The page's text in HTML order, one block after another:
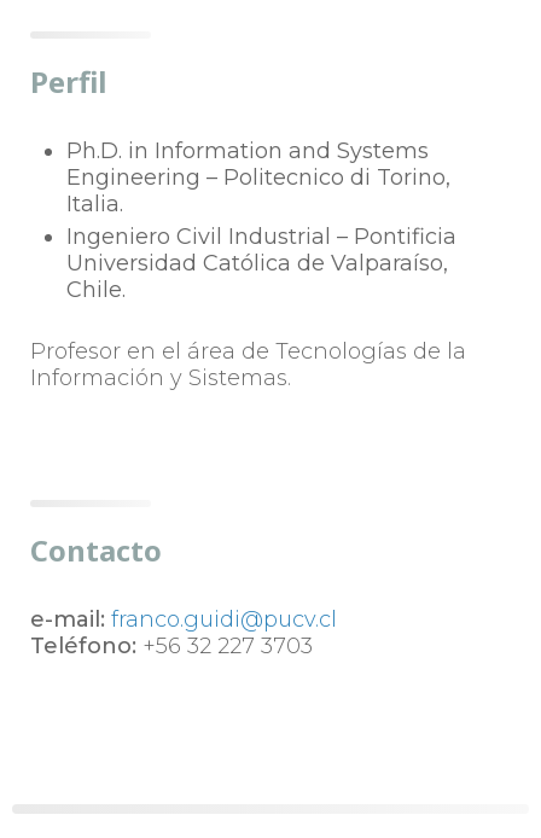
Perfil
Ph.D. in Information and Systems
Engineering – Politecnico di Torino,
Italia.
Ingeniero Civil Industrial – Pontificia
Universidad Católica de Valparaíso,
Chile.
Profesor en el área de Tecnologías de la
Información y Sistemas.
Contacto
e-mail: franco.guidi@pucv.cl
Teléfono: +56 32 227 3703